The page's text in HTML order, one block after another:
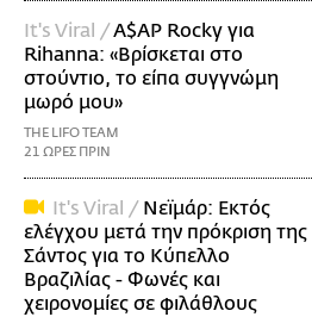
It's Viral /A$AP Rocky για
Rihanna: «Βρίσκεται στο
στούντιο, το είπα συγγνώμη
μωρό μου»
THE LIFO TEAM
21 ΩΡΕΣ ΠΡΙΝ
It's Viral / Νεϊμάρ: Εκτός
ελέγχου μετά την πρόκριση της
Σάντος για το Κύπελλο
Βραζιλίας - Φωνές και
χειρονομίες σε φιλάθλους